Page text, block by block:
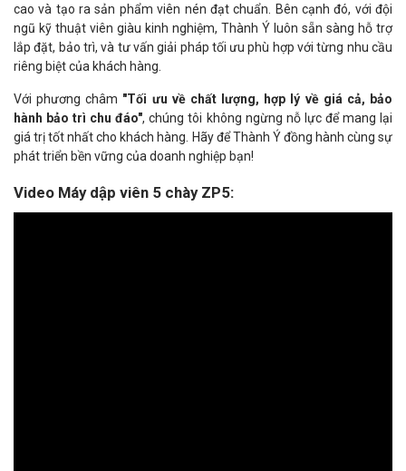
cao và tạo ra sản phẩm viên nén đạt chuẩn. Bên cạnh đó, với đội
ngũ kỹ thuật viên giàu kinh nghiệm, Thành Ý luôn sẵn sàng hỗ trợ
lắp đặt, bảo trì, và tư vấn giải pháp tối ưu phù hợp với từng nhu cầu
riêng biệt của khách hàng.
Với phương châm "Tối ưu về chất lượng, hợp lý về giá cả, bảo
hành bảo trì chu đáo", chúng tôi không ngừng nỗ lực để mang lại
giá trị tốt nhất cho khách hàng. Hãy để Thành Ý đồng hành cùng sự
phát triển bền vững của doanh nghiệp bạn!
Video Máy dập viên 5 chày ZP5: